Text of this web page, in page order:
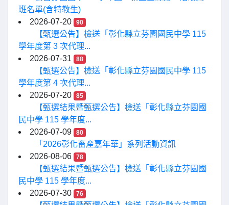
班名單(含特教生)
2026-07-20
90
【甄選公告】檢送「彰化縣立芬園國民中學 115
學年度第 3 次代理...
2026-07-31
88
【甄選公告】檢送「彰化縣立芬園國民中學 115
學年度第 4 次代理...
2026-07-20
85
【甄選結果暨甄選公告】檢送「彰化縣立芬園國
民中學 115 學年度...
2026-07-09
80
「2026彰化畜產嘉年華」系列活動資訊
2026-08-06
78
【甄選結果暨甄選公告】檢送「彰化縣立芬園國
民中學 115 學年度...
2026-07-30
76